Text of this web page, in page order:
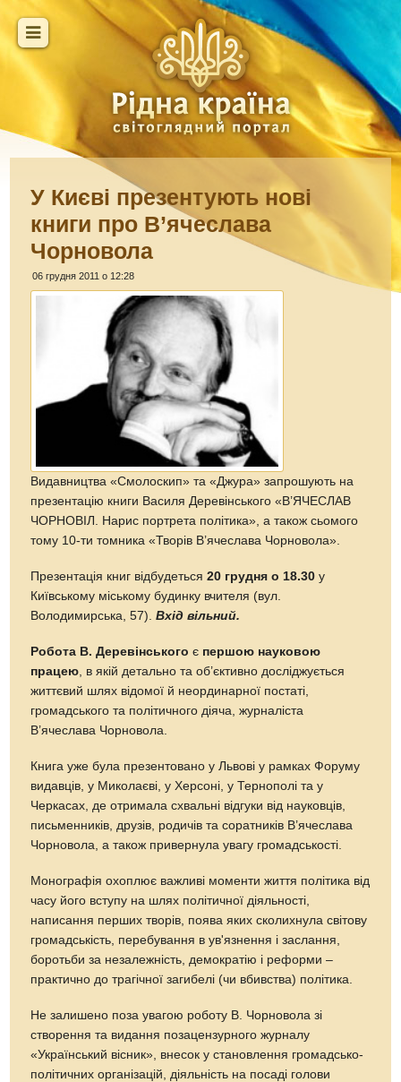
У Києві презентують нові
книги про В’ячеслава
Чорновола
06 грудня 2011 о 12:28
Видавництва «Смолоскип» та «Джура» запрошують на
презентацію книги Василя Деревінського «В’ЯЧЕСЛАВ
ЧОРНОВІЛ. Нарис портрета політика», а також сьомого
тому 10-ти томника «Творів В’ячеслава Чорновола».
Презентація книг відбудеться20 грудня о 18.30 у
Київському міському будинку вчителя (вул.
Володимирська, 57).Вхід вільний.
Робота В. Деревінського є першою науковою
працею , в якій детально та об’єктивно досліджується
життєвий шлях відомої й неординарної постаті,
громадського та політичного діяча, журналіста
В’ячеслава Чорновола.
Книга уже була презентовано у Львові у рамках Форуму
видавців, у Миколаєві, у Херсоні, у Тернополі та у
Черкасах, де отримала схвальні відгуки від науковців,
письменників, друзів, родичів та соратників В’ячеслава
Чорновола, а також привернула увагу громадськості.
Монографія охоплює важливі моменти життя політика від
часу його вступу на шлях політичної діяльності,
написання перших творів, поява яких сколихнула світову
громадськість, перебування в ув'язнення і заслання,
боротьби за незалежність, демократію і реформи –
практично до трагічної загибелі (чи вбивства) політика.
Не залишено поза увагою роботу В. Чорновола зі
створення та видання позацензурного журналу
«Український вісник», внесок у становлення громадсько-
політичних організацій, діяльність на посаді голови